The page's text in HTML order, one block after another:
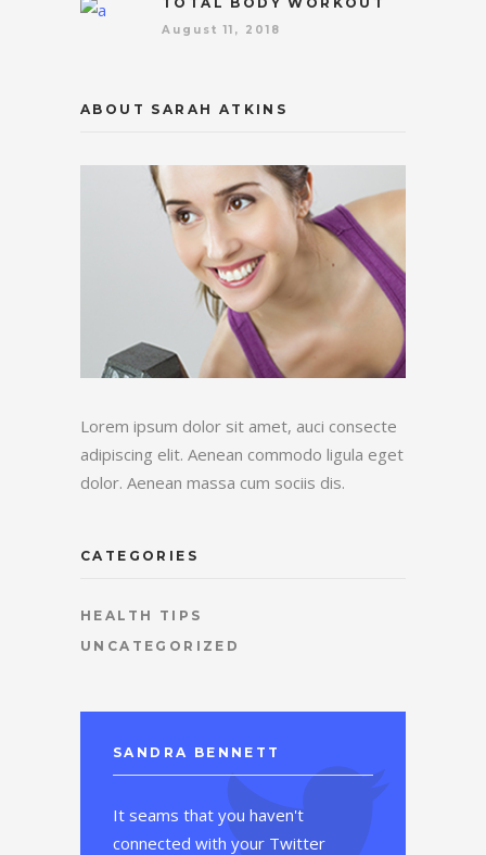
August 11, 2018
ABOUT SARAH ATKINS
Lorem ipsum dolor sit amet, auci consecte
adipiscing elit. Aenean commodo ligula eget
dolor. Aenean massa cum sociis dis.
CATEGORIES
HEALTH TIPS
UNCATEGORIZED
SANDRA BENNETT
It seams that you haven't
connected with your Twitter